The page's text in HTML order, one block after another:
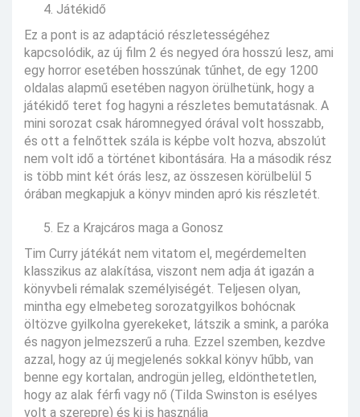
Játékidő
Ez a pont is az adaptáció részletességéhez
kapcsolódik, az új film 2 és negyed óra hosszú lesz, ami
egy horror esetében hosszúnak tűnhet, de egy 1200
oldalas alapmű esetében nagyon örülhetünk, hogy a
játékidő teret fog hagyni a részletes bemutatásnak. A
mini sorozat csak háromnegyed órával volt hosszabb,
és ott a felnőttek szála is képbe volt hozva, abszolút
nem volt idő a történet kibontására. Ha a második rész
is több mint két órás lesz, az összesen körülbelül 5
órában megkapjuk a könyv minden apró kis részletét.
Ez a Krajcáros maga a Gonosz
Tim Curry játékát nem vitatom el, megérdemelten
klasszikus az alakítása, viszont nem adja át igazán a
könyvbeli rémalak személyiségét. Teljesen olyan,
mintha egy elmebeteg sorozatgyilkos bohócnak
öltözve gyilkolna gyerekeket, látszik a smink, a paróka
és nagyon jelmezszerű a ruha. Ezzel szemben, kezdve
azzal, hogy az új megjelenés sokkal könyv hűbb, van
benne egy kortalan, androgün jelleg, eldönthetetlen,
hogy az alak férfi vagy nő (Tilda Swinston is esélyes
volt a szerepre) és ki is használja